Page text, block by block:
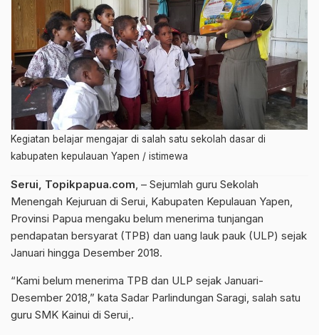
Kegiatan belajar mengajar di salah satu sekolah dasar di
kabupaten kepulauan Yapen / istimewa
Serui, Topikpapua.com, – Sejumlah guru Sekolah
Menengah Kejuruan di Serui, Kabupaten Kepulauan Yapen,
Provinsi Papua mengaku belum menerima tunjangan
pendapatan bersyarat (TPB) dan uang lauk pauk (ULP) sejak
Januari hingga Desember 2018.
“Kami belum menerima TPB dan ULP sejak Januari-
Desember 2018,” kata Sadar Parlindungan Saragi, salah satu
guru SMK Kainui di Serui,.